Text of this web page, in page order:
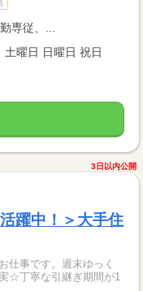
専従、...
土曜日 日曜日 祝日
3日以内公開
躍中！＞大手住
仕事です。週末ゆっく
☆丁寧な引継ぎ期間が1